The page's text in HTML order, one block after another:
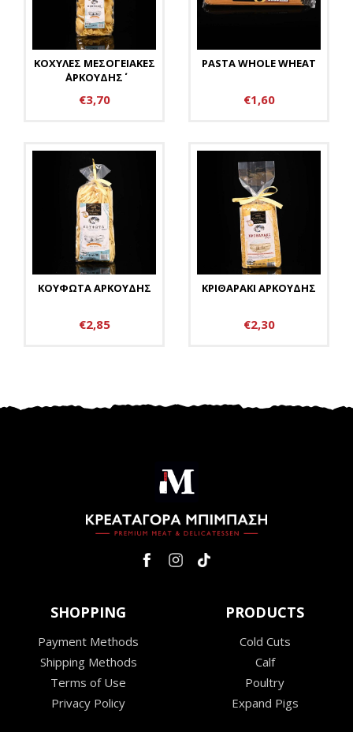
ΚΟΧΥΛΕΣ ΜΕΣΟΓΕΙΑΚΕΣ
΄΄ΑΡΚΟΥΔΗΣ΄΄
€3,70
PASTA WHOLE WHEAT
€1,60
ΚΟΥΦΩΤΑ ΑΡΚΟΥΔΗΣ
€2,85
ΚΡΙΘΑΡΑΚΙ ΑΡΚΟΥΔΗΣ
€2,30
SHOPPING
Payment Methods
Shipping Methods
Terms of Use
Privacy Policy
PRODUCTS
Cold Cuts
Calf
Poultry
Expand Pigs